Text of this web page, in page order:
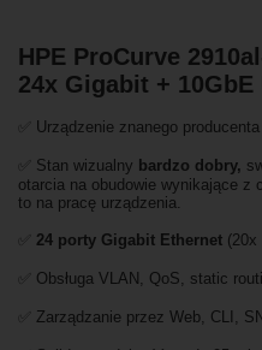
HPE ProCurve
24x Gigabit +
✅ Urządzenie znanego producenta
✅ Stan wizualny bardzo dobry,
otarcia na obudowie wynikające z
to na pracę urządzenia.
24 porty Gigabit Ethernet (20x
✅ Obsługa VLAN, QoS, static
✅ Zarządzanie przez Web, CLI,